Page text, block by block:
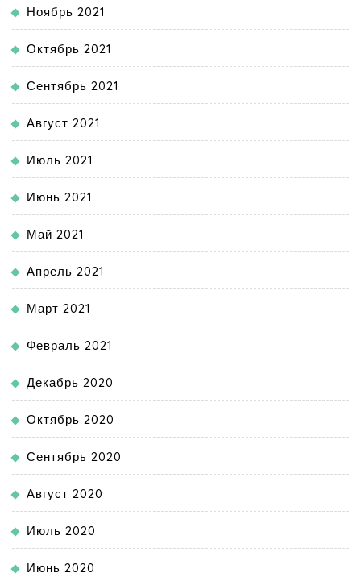
Ноябрь 2021
Октябрь 2021
Сентябрь 2021
Август 2021
Июль 2021
Июнь 2021
Май 2021
Апрель 2021
Март 2021
Февраль 2021
Декабрь 2020
Октябрь 2020
Сентябрь 2020
Август 2020
Июль 2020
Июнь 2020